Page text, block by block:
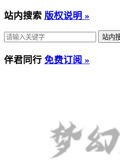
站内搜索 版权说明 »
伴君同行 免费订阅 »